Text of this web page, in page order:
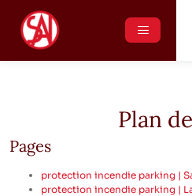
06 12 28 88 11
06 10 08 62 15
Plan
Pages
protection incendie parking |
protection incendie parking |